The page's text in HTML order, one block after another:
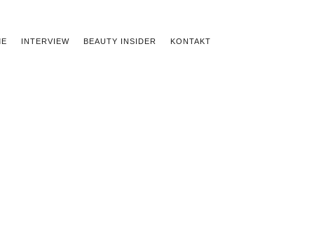
INTERVIEW BEAUTY INSIDER KONTAKT